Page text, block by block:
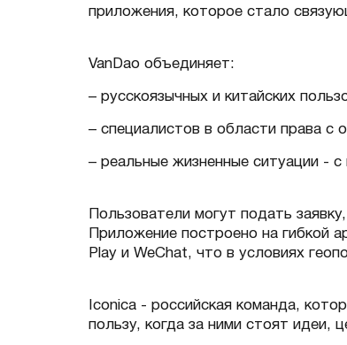
приложения, которое стало
VanDao объединяет:
– русскоязычных и китайских
– специалистов в области права с
– реальные жизненные ситуации -
Пользователи могут подать
Приложение построено на гибкой
Play и WeChat, что в условиях
Iconica - российская команда,
пользу, когда за ними стоят идеи,